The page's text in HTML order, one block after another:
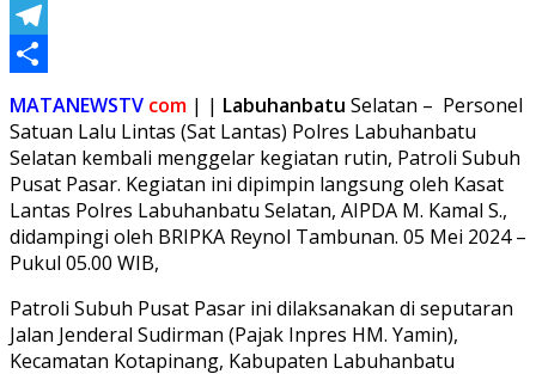
Threads
Telegram
Share
MATANEWSTV com | | Labuhanbatu Selatan – Personel
Satuan Lalu Lintas (Sat Lantas) Polres Labuhanbatu
Selatan kembali menggelar kegiatan rutin, Patroli Subuh
Pusat Pasar. Kegiatan ini dipimpin langsung oleh Kasat
Lantas Polres Labuhanbatu Selatan, AIPDA M. Kamal S.,
didampingi oleh BRIPKA Reynol Tambunan. 05 Mei 2024 –
Pukul 05.00 WIB,
Patroli Subuh Pusat Pasar ini dilaksanakan di seputaran
Jalan Jenderal Sudirman (Pajak Inpres HM. Yamin),
Kecamatan Kotapinang, Kabupaten Labuhanbatu